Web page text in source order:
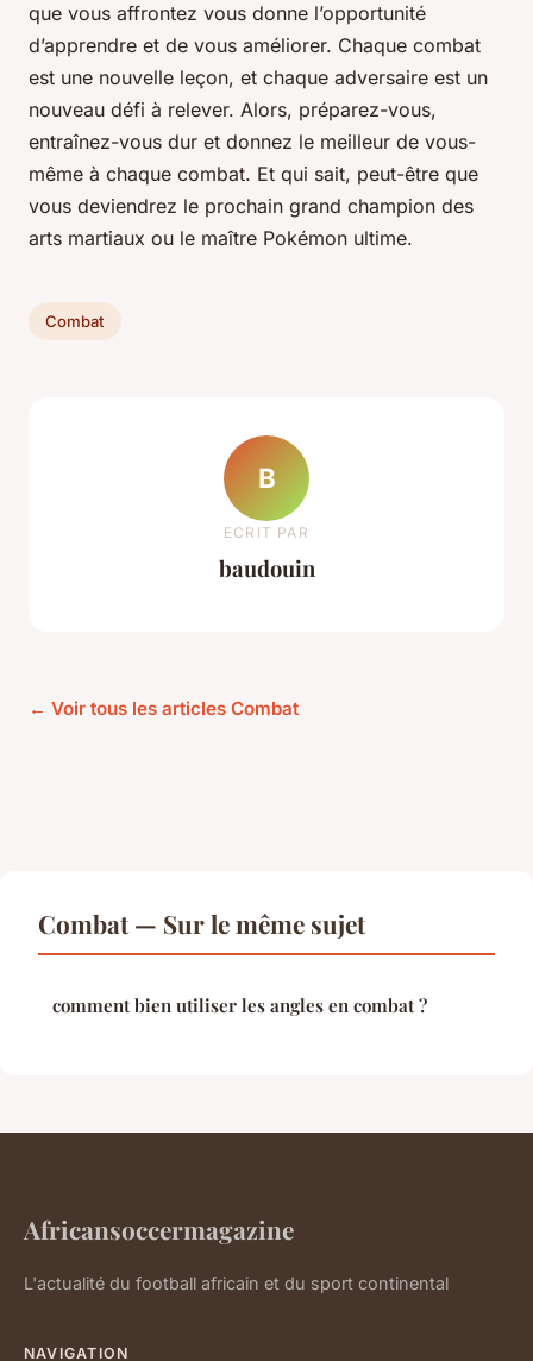
que vous affrontez vous donne l’opportunité
d’apprendre et de vous améliorer. Chaque combat
est une nouvelle leçon, et chaque adversaire est un
nouveau défi à relever. Alors, préparez-vous,
entraînez-vous dur et donnez le meilleur de vous-
même à chaque combat. Et qui sait, peut-être que
vous deviendrez le prochain grand champion des
arts martiaux ou le maître Pokémon ultime.
Combat
B
ECRIT PAR
baudouin
← Voir tous les articles Combat
Combat — Sur le même sujet
comment bien utiliser les angles en combat ?
Africansoccermagazine
L'actualité du football africain et du sport continental
NAVIGATION